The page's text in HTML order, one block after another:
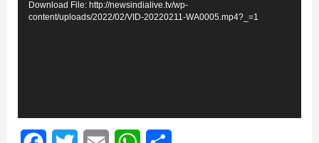
Download File: http://newsindialive.tv/wp-
content/uploads/2022/02/VID-20220211-WA0005.mp4?_=1